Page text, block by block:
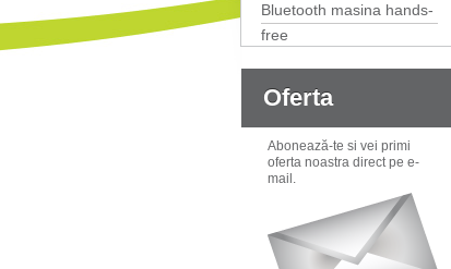
Bluetooth masina hands-
free
Oferta
Abonează-te si vei primi
oferta noastra direct pe e-
mail.